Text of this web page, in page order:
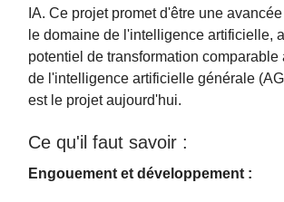
IA. Ce projet promet d'être une
le domaine de l'intelligence artificielle,
potentiel de transformation comparable
de l'intelligence artificielle générale
est le projet aujourd'hui.
Ce qu'il faut savoir :
Engouement et développement :